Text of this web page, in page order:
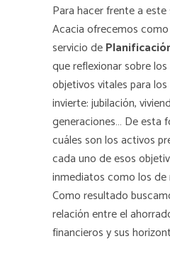
Para hacer frente a
Acacia ofrecemos
servicio de
que reflexionar sobre
objetivos vitales para
invierte: jubilación,
generaciones… De esta
cuáles son los activos
cada uno de esos
inmediatos como los de
Como resultado
relación entre el
financieros y sus